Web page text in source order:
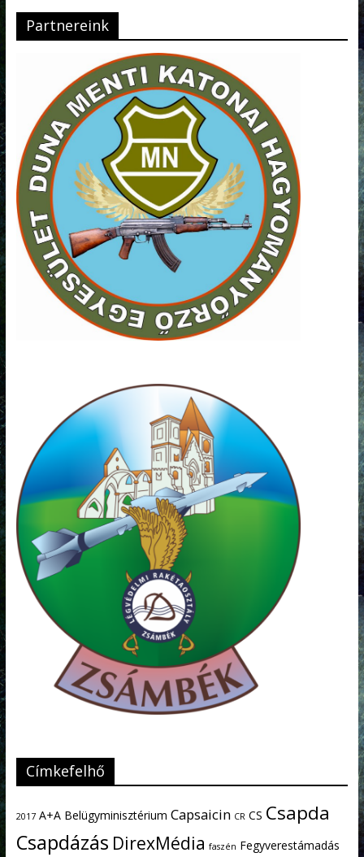
Partnereink
Címkefelhő
2017 A+A Belügyminisztérium Capsaicin CR CS Csapda
Csapdázás DirexMédia faszén Fegyverestámadás